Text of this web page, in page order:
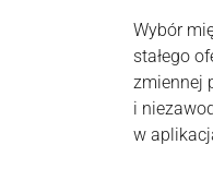
Wybór
stałego
zmiennej
i
w